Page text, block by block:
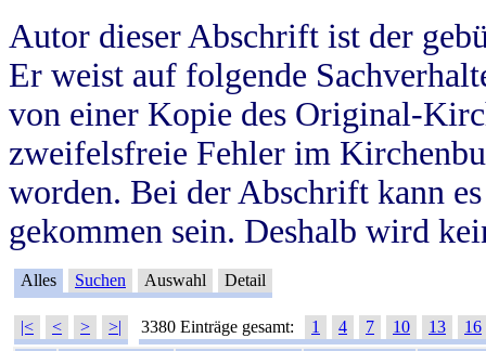
Autor dieser Abschrift ist der
Er weist auf folgende
von einer Kopie des Original-
zweifelsfreie Fehler im
worden. Bei der Abschrift kann
gekommen sein. Deshalb wird
Alles Suchen Auswahl Detail
|< < > >| 3380 Einträge gesamt: 1 4 7 10 13
16